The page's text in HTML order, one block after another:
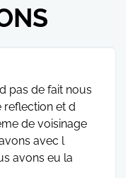
pas de fait nous
reflection et d
de voisinage
avec l
avons eu la